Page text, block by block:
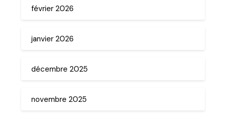
février 2026
janvier 2026
décembre 2025
novembre 2025